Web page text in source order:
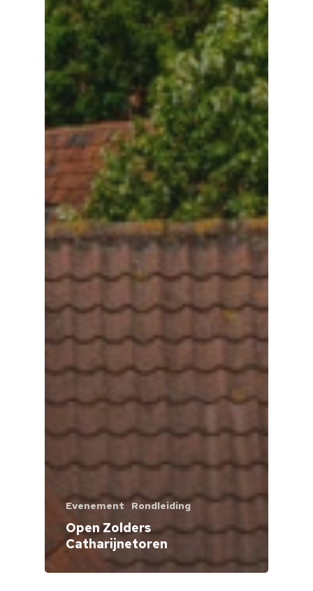
Evenement Rondleiding
Open Zolders
Catharijnetoren